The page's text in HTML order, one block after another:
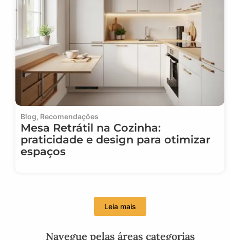
Blog, Recomendações
Mesa Retrátil na Cozinha:
praticidade e design para otimizar
espaços
Leia mais
Navegue pelas áreas categorias